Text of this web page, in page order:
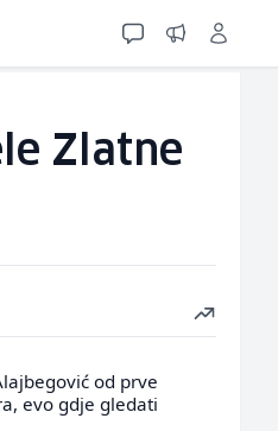
Zlatne
od prve
evo gdje gledati